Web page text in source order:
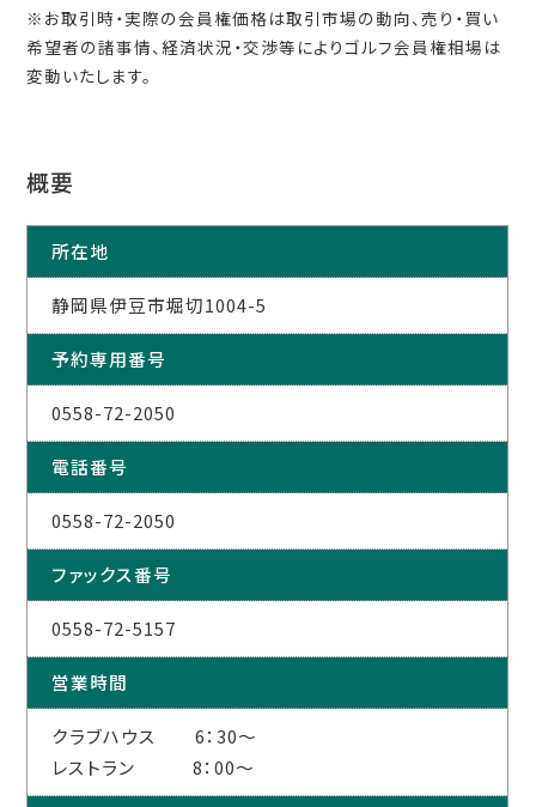
※お取引時・実際の会員権価格は取引市場の動向、売り・買い
希望者の諸事情、経済状況・交渉等によりゴルフ会員権相場は
変動いたします。
概要
所在地
静岡県伊豆市堀切1004-5
予約専用番号
0558-72-2050
電話番号
0558-72-2050
ファックス番号
0558-72-5157
営業時間
クラブハウス 6：30～
レストラン 8：00～